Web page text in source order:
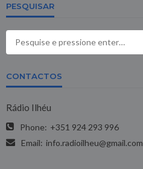
PESQUISAR
CONTACTOS
Rádio Ilhéu
Phone: +351 924 293 996
Email: info.radioilheu@gmail.com